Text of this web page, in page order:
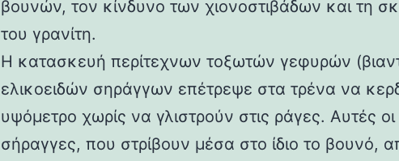
βουνών, τον κίνδυνο των χιονοστιβάδων και τη
του γρανίτη.
Η κατασκευή περίτεχνων τοξωτών γεφυρών
ελικοειδών σηράγγων επέτρεψε στα τρένα να
υψόμετρο χωρίς να γλιστρούν στις ράγες. Αυτές οι
σήραγγες, που στρίβουν μέσα στο ίδιο το βουνό,